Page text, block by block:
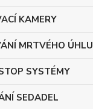
KAMERY
MRTVÉHO ÚHLU
SYSTÉMY
SEDADEL